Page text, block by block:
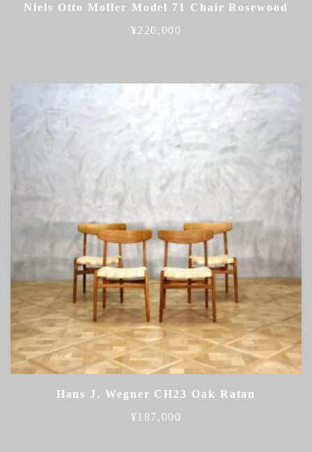
Niels Otto Moller Model 71 Chair Rosewood
¥220,000
Hans J. Wegner CH23 Oak Ratan
¥187,000